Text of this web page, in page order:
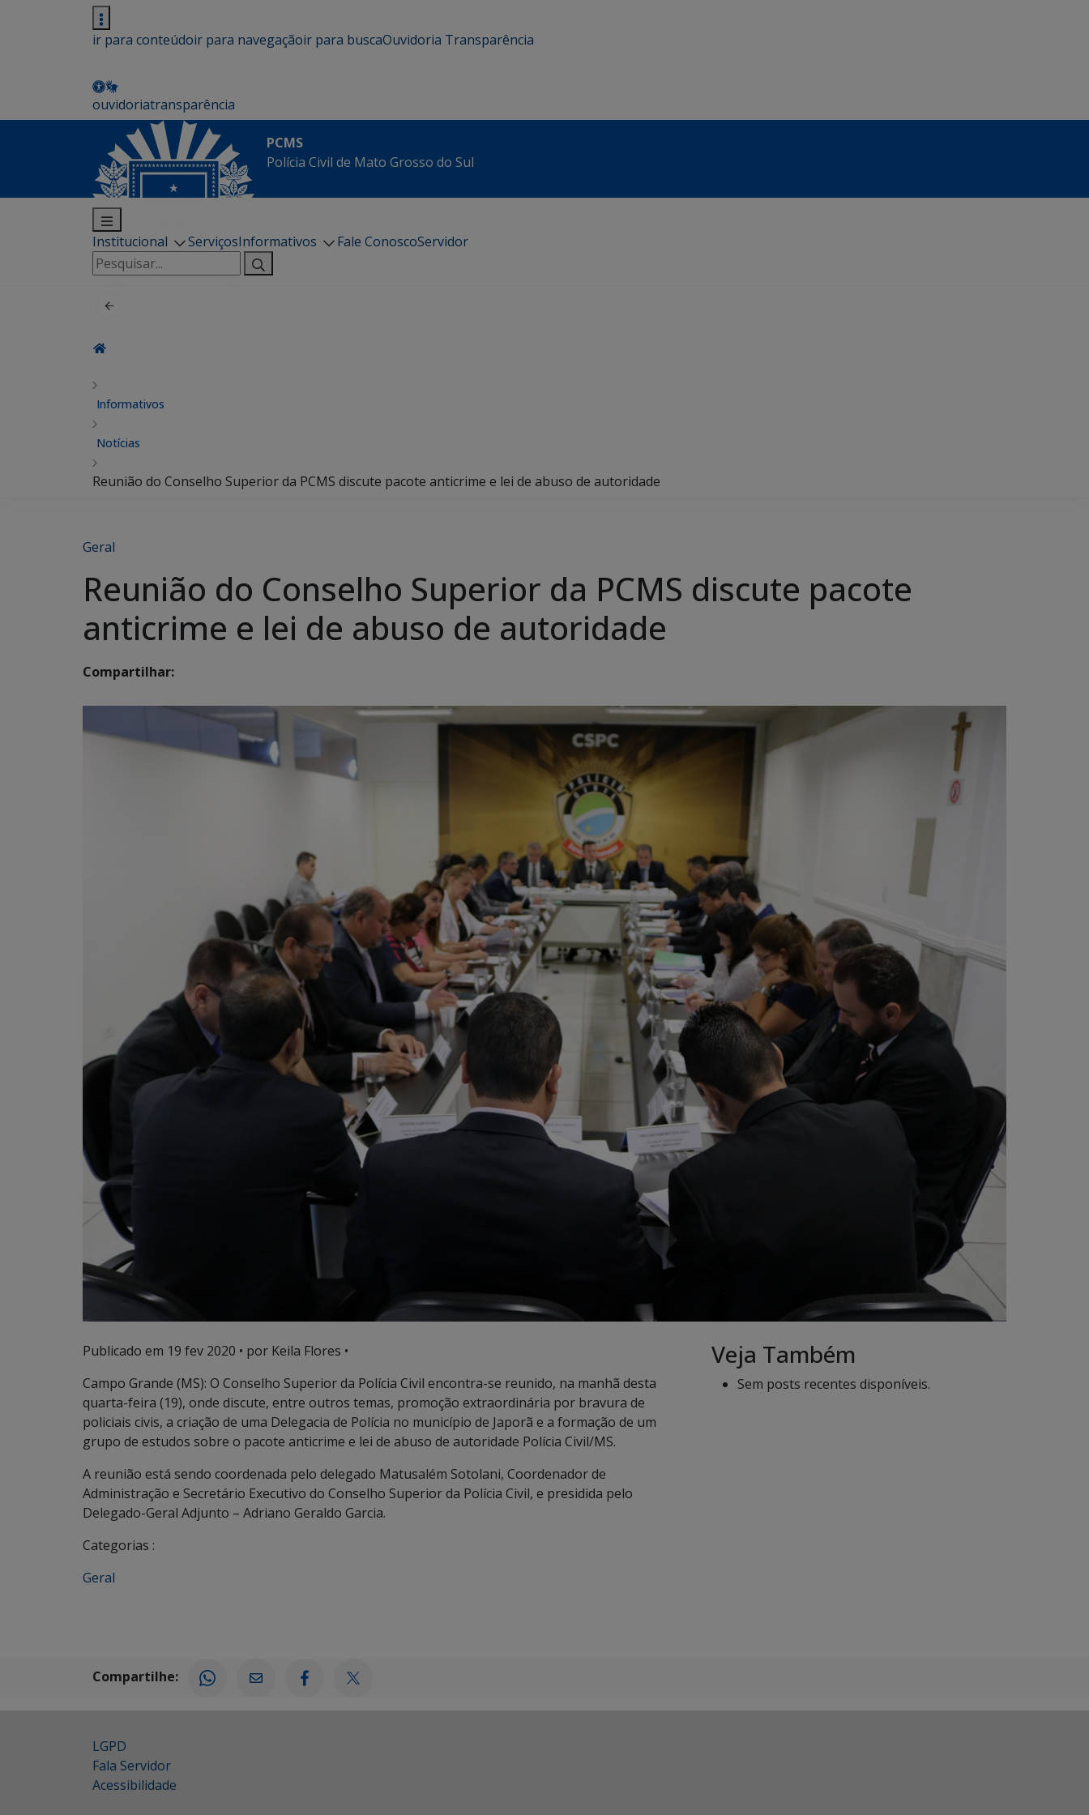
ir para conteúdoir para navegaçãoir para buscaOuvidoria Transparência
ouvidoriatransparência
PCMS
Polícia Civil de Mato Grosso do Sul
Institucional ServiçosInformativos Fale ConoscoServidor
Pesquisar
por:
Informativos
Notícias
Reunião do Conselho Superior da PCMS discute pacote anticrime e lei de abuso de autoridade
Geral
Reunião do Conselho Superior da PCMS discute pacote
anticrime e lei de abuso de autoridade
Compartilhar:
Publicado em 19 fev 2020 • por Keila Flores •
Campo Grande (MS): O Conselho Superior da Polícia Civil encontra-se reunido, na manhã desta
quarta-feira (19), onde discute, entre outros temas, promoção extraordinária por bravura de
policiais civis, a criação de uma Delegacia de Polícia no município de Japorã e a formação de um
grupo de estudos sobre o pacote anticrime e lei de abuso de autoridade Polícia Civil/MS.
A reunião está sendo coordenada pelo delegado Matusalém Sotolani, Coordenador de
Administração e Secretário Executivo do Conselho Superior da Polícia Civil, e presidida pelo
Delegado-Geral Adjunto – Adriano Geraldo Garcia.
Categorias :
Geral
Veja Também
Sem posts recentes disponíveis.
Compartilhe:
LGPD
Fala Servidor
Acessibilidade